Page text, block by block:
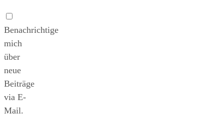
Benachrichtige
mich
über
neue
Beiträge
via E-
Mail.